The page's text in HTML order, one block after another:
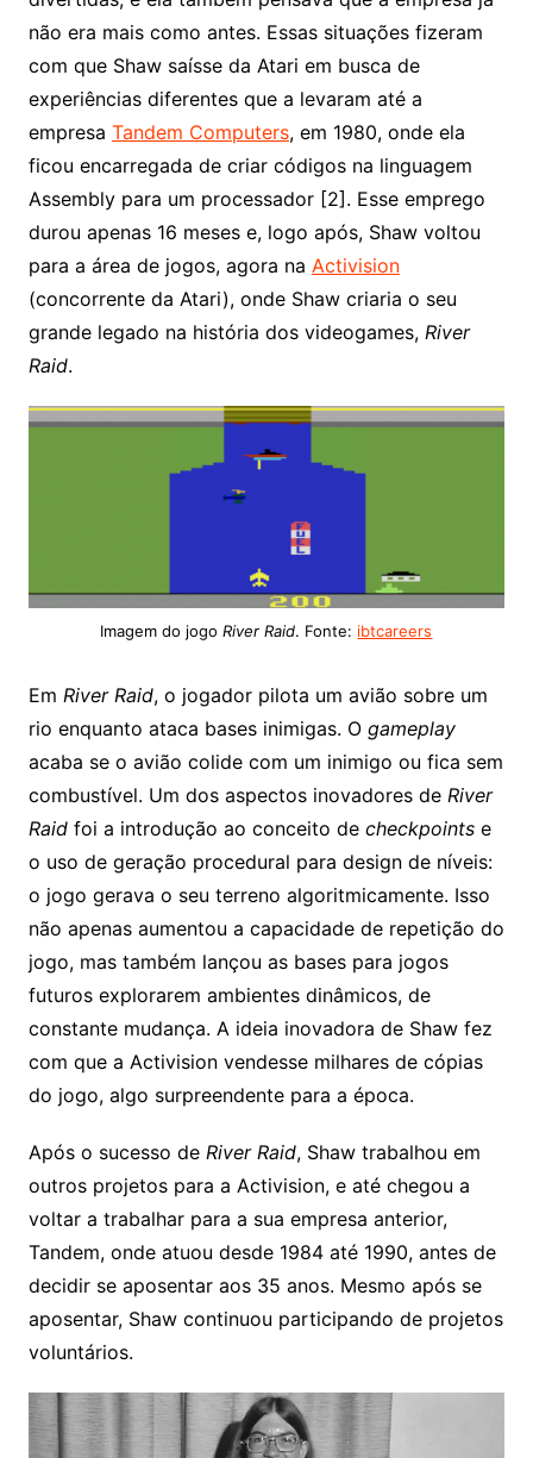
não era mais como antes. Essas situações fizeram
com que Shaw saísse da Atari em busca de
experiências diferentes que a levaram até a
empresa Tandem Computers, em 1980, onde ela
ficou encarregada de criar códigos na linguagem
Assembly para um processador [2]. Esse emprego
durou apenas 16 meses e, logo após, Shaw voltou
para a área de jogos, agora na Activision
(concorrente da Atari), onde Shaw criaria o seu
grande legado na história dos videogames, River
Raid.
Imagem do jogoRiver Raid. Fonte: ibtcareers
Em River Raid, o jogador pilota um avião sobre um
rio enquanto ataca bases inimigas. O gameplay
acaba se o avião colide com um inimigo ou fica sem
combustível. Um dos aspectos inovadores de River
Raidfoi a introdução ao conceito de checkpointse
o uso de geração procedural para design de níveis:
o jogo gerava o seu terreno algoritmicamente. Isso
não apenas aumentou a capacidade de repetição do
jogo, mas também lançou as bases para jogos
futuros explorarem ambientes dinâmicos, de
constante mudança. A ideia inovadora de Shaw fez
com que a Activision vendesse milhares de cópias
do jogo, algo surpreendente para a época.
Após o sucesso de River Raid, Shaw trabalhou em
outros projetos para a Activision, e até chegou a
voltar a trabalhar para a sua empresa anterior,
Tandem, onde atuou desde 1984 até 1990, antes de
decidir se aposentar aos 35 anos. Mesmo após se
aposentar, Shaw continuou participando de projetos
voluntários.